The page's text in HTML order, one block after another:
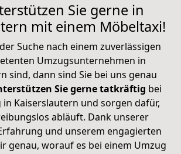
Sie gerne in
mit einem Möbeltaxi!
Suche nach einem zuverlässigen
Umzugsunternehmen in
sind, dann sind Sie bei uns genau
Sie gerne tatkräftig bei
Kaiserslautern und sorgen dafür,
abläuft. Dank unserer
und unserem engagierten
genau, worauf es bei einem Umzug